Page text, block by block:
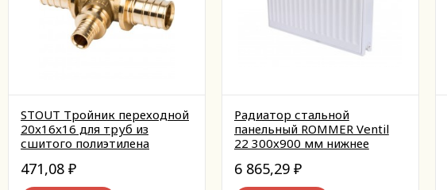
STOUT Тройник переходной
20x16x16 для труб из
сшитого полиэтилена
471,08 ₽
Радиатор стальной
панельный ROMMER Ventil
22 300х900 мм нижнее
6 865,29 ₽